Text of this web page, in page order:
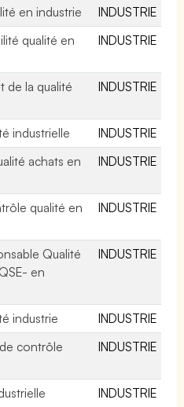
en industrie
INDUSTRIE
qualité en
INDUSTRIE
de la qualité
INDUSTRIE
industrielle
INDUSTRIE
achats en
INDUSTRIE
qualité en
INDUSTRIE
Qualité
en
INDUSTRIE
industrie
INDUSTRIE
contrôle
INDUSTRIE
INDUSTRIE